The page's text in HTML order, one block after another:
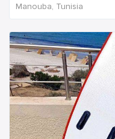
Manouba, Tunisia